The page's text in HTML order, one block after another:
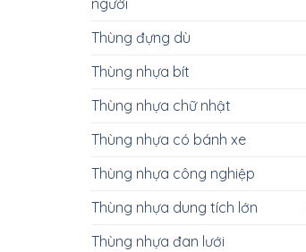
người
Thùng đựng dù
Thùng nhựa bít
Thùng nhựa chữ nhật
Thùng nhựa có bánh xe
Thùng nhựa công nghiệp
Thùng nhựa dung tích lớn
Thùng nhựa đan lưới